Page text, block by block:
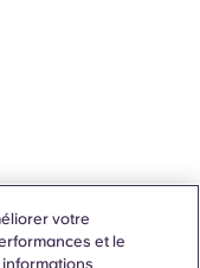
votre
et le